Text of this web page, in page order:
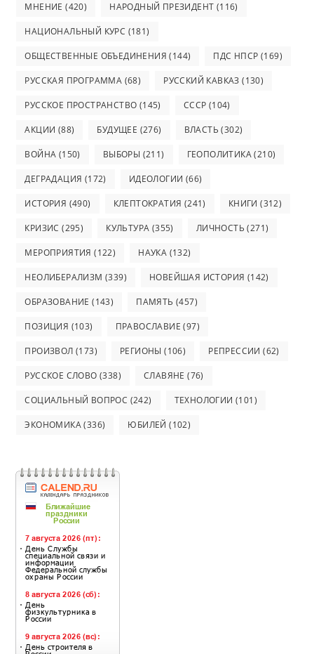
МНЕНИЕ (420) НАРОДНЫЙ ПРЕЗИДЕНТ (116)
НАЦИОНАЛЬНЫЙ КУРС (181)
ОБЩЕСТВЕННЫЕ ОБЪЕДИНЕНИЯ (144) ПДС НПСР (169)
РУССКАЯ ПРОГРАММА (68) РУССКИЙ КАВКАЗ (130)
РУССКОЕ ПРОСТРАНСТВО (145) СССР (104)
АКЦИИ (88) БУДУЩЕЕ (276) ВЛАСТЬ (302)
ВОЙНА (150) ВЫБОРЫ (211) ГЕОПОЛИТИКА(210)
ДЕГРАДАЦИЯ (172) ИДЕОЛОГИИ (66)
ИСТОРИЯ (490) КЛЕПТОКРАТИЯ (241) КНИГИ (312)
КРИЗИС (295) КУЛЬТУРА (355) ЛИЧНОСТЬ (271)
МЕРОПРИЯТИЯ (122) НАУКА (132)
НЕОЛИБЕРАЛИЗМ (339) НОВЕЙШАЯ ИСТОРИЯ (142)
ОБРАЗОВАНИЕ (143) ПАМЯТЬ (457)
ПОЗИЦИЯ (103) ПРАВОСЛАВИЕ (97)
ПРОИЗВОЛ (173) РЕГИОНЫ (106) РЕПРЕССИИ (62)
РУССКОЕ СЛОВО (338) СЛАВЯНЕ (76)
СОЦИАЛЬНЫЙ ВОПРОС (242) ТЕХНОЛОГИИ (101)
ЭКОНОМИКА(336) ЮБИЛЕЙ (102)